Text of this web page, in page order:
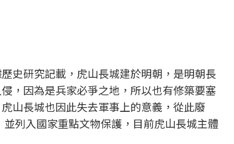
史研究記載，虎山長城建於明朝，是明朝長
，因為是兵家必爭之地，所以也有修築要塞
山長城也因此失去軍事上的意義，從此廢
列入國家重點文物保護，目前虎山長城主體